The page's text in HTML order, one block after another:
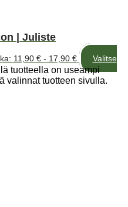
| Juliste
11,90 € - 17,90 €
Valitse
tuotteella on useampi
valinnat tuotteen sivulla.